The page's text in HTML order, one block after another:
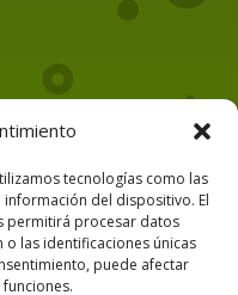
tecnologías como las
del dispositivo. El
permitirá procesar datos
las identificaciones únicas
puede afectar